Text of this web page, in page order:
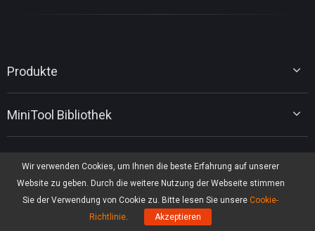
Wir verwenden Cookies, um Ihnen die beste Erfahrung auf unserer
Website zu geben. Durch die weitere Nutzung der Webseite stimmen
Sie der Verwendung von Cookie zu. Bitte lesen Sie unsere Cookie-
Richtlinie. Akzeptieren
Produkte
MiniTool Power Data Recovery
MiniTool ShadowMaker
MiniTool System Booster
MiniTool PDF Editor
MiniTool MovieMaker
MiniTool uTube Downloader
MiniTool Video Converter
MiniTool Bibliothek
Tipps für Datenwiederherstellung
Tipps für Datensicherung
Tipps für PC-Tuning
Tipps für PDF-Bearbeitung
Upgrade von Windows 10 auf Windows 11
MiniTool-Nachrichtencenter
Support